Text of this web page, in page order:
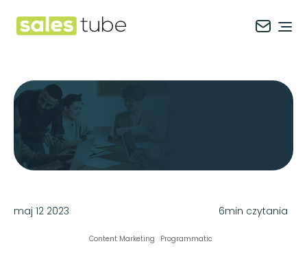
Salestube
maj 12 2023 6min czytania
Content Marketing Programmatic